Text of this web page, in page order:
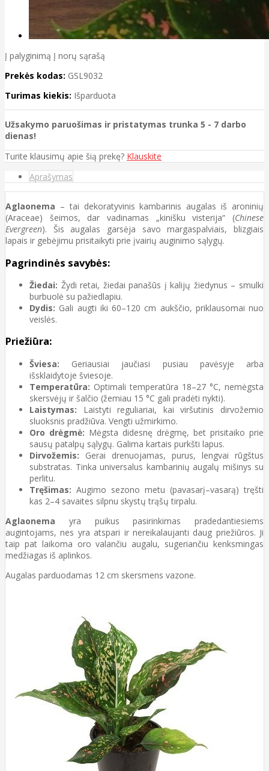
Į palyginimą Į norų sąrašą
Prekės kodas: GSL9032
Turimas kiekis: Išparduota
Užsakymo paruošimas ir pristatymas trunka 5 - 7 darbo
dienas!
Turite klausimų apie šią prekę? Klauskite
Aprašymas
Aglaonema – tai dekoratyvinis kambarinis augalas iš aroninių
(Araceae) šeimos, dar vadinamas „kinišku visterija“ (Chinese
Evergreen). Šis augalas garsėja savo margaspalviais, blizgiais
lapais ir gebėjimu prisitaikyti prie įvairių auginimo sąlygų.
Pagrindinės savybės:
Žiedai: Žydi retai, žiedai panašūs į kalijų žiedynus – smulki
burbuolė su pažiedlapiu.
Dydis: Gali augti iki 60–120 cm aukščio, priklausomai nuo
veislės.
Priežiūra:
Šviesa: Geriausiai jaučiasi pusiau pavėsyje arba
išsklaidytoje šviesoje.
Temperatūra: Optimali temperatūra 18–27 °C, nemėgsta
skersvėjų ir šalčio (žemiau 15 °C gali pradėti nykti).
Laistymas: Laistyti reguliariai, kai viršutinis dirvožemio
sluoksnis pradžiūva. Vengti užmirkimo.
Oro drėgmė: Mėgsta didesnę drėgmę, bet prisitaiko prie
sausų patalpų sąlygų. Galima kartais purkšti lapus.
Dirvožemis: Gerai drenuojamas, purus, lengvai rūgštus
substratas. Tinka universalus kambarinių augalų mišinys su
perlitu.
Tręšimas: Augimo sezono metu (pavasarį–vasarą) tręšti
kas 2–4 savaites silpnu skystų trąšų tirpalu.
Aglaonema yra puikus pasirinkimas pradedantiesiems
augintojams, nes yra atspari ir nereikalaujanti daug priežiūros. Ji
taip pat laikoma oro valančiu augalu, sugeriančiu kenksmingas
medžiagas iš aplinkos.
Augalas parduodamas 12 cm skersmens vazone.